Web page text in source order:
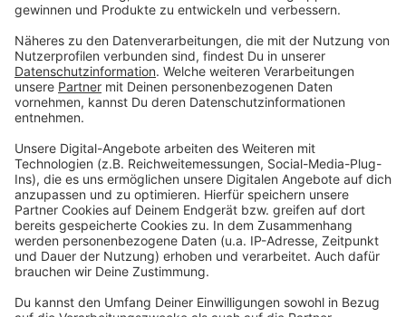
Details durch und stimmen Sie der
Nutzung des Service zu, um dieses
Video anzusehen.
Mehr Informationen
powered byUsercentrics Consent
Management Platform
Der Waffenstillstand ist beendet. Die Furie muss
eingreifen. Doch Lyna will Rache. Um jeden Preis…
Anzeige
© Copyright: Netflix
Paris steht unter Schock. Lyna will blutige Rache.
Anzeige